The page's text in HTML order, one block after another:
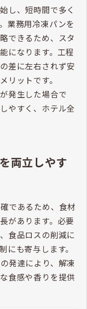
し、短時間で多く
業務用冷凍パンを
できるため、スタ
になります。工程
差に左右されず安
リットです。
発生した場合で
やすく、ホテル全
両立しやす
であるため、食材
があります。必要
食品ロスの削減に
にも寄与します。
発達により、解凍
食感や香りを提供